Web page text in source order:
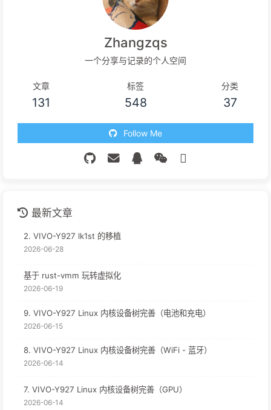
Zhangzqs
一个分享与记录的个人空间
文章
131
标签
548
分类
37
Follow Me
最新文章
2. VIVO-Y927 lk1st 的移植
2026-06-28
基于 rust-vmm 玩转虚拟化
2026-06-19
9. VIVO-Y927 Linux 内核设备树完善（电池和充电）
2026-06-15
8. VIVO-Y927 Linux 内核设备树完善（WiFi - 蓝牙）
2026-06-14
7. VIVO-Y927 Linux 内核设备树完善（GPU）
2026-06-14